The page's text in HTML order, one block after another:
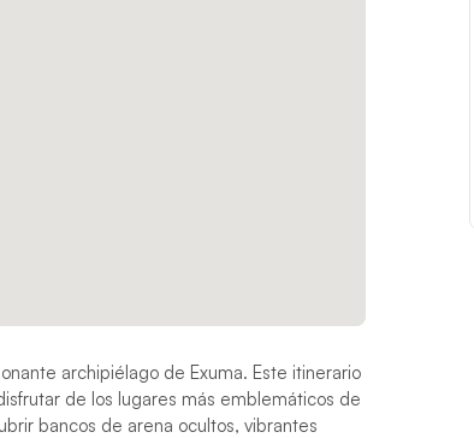
archipiélago de Exuma. Este itinerario
de los lugares más emblemáticos de
bancos de arena ocultos, vibrantes